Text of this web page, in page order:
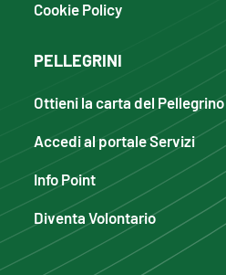
Cookie Policy
PELLEGRINI
Ottieni la carta del Pellegrino
Accedi al portale Servizi
Info Point
Diventa Volontario